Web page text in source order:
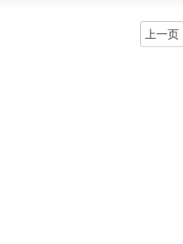
上一页